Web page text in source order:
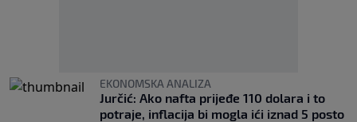
EKONOMSKA ANALIZA
Jurčić: Ako nafta prijeđe 110 dolara i to
potraje, inflacija bi mogla ići iznad 5 posto